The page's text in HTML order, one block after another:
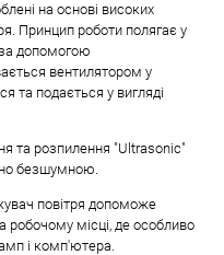
на основі високих
Принцип роботи полягає у
допомогою
вентилятором у
та подається у вигляді
та розпилення "Ultrasonic"
безшумною.
повітря допоможе
робочому місці, де особливо
і комп'ютера.